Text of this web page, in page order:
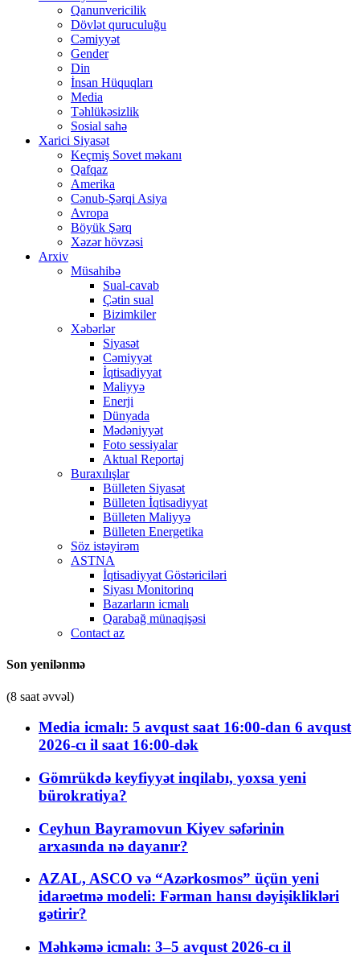
Qanunvericilik
Dövlət quruculuğu
Cəmiyyət
Gender
Din
İnsan Hüquqları
Media
Təhlükəsizlik
Sosial sahə
Xarici Siyasət
Keçmiş Sovet məkanı
Qafqaz
Amerika
Cənub-Şərqi Asiya
Avropa
Böyük Şərq
Xəzər hövzəsi
Arxiv
Müsahibə
Sual-cavab
Çətin sual
Bizimkiler
Xəbərlər
Siyasət
Cəmiyyət
İqtisadiyyat
Maliyyə
Enerji
Dünyada
Mədəniyyət
Foto sessiyalar
Aktual Reportaj
Buraxılışlar
Bülleten Siyasət
Bülleten İqtisadiyyat
Bülleten Maliyyə
Bülleten Energetika
Söz istəyirəm
ASTNA
İqtisadiyyat Göstəriciləri
Siyası Monitorinq
Bazarların icmalı
Qarabağ münaqişəsi
Contact az
Son yenilənmə
(8 saat əvvəl)
Media icmalı: 5 avqust saat 16:00-dan 6 avqust
2026-cı il saat 16:00-dək
Gömrükdə keyfiyyət inqilabı, yoxsa yeni
bürokratiya?
Ceyhun Bayramovun Kiyev səfərinin
arxasında nə dayanır?
AZAL, ASCO və “Azərkosmos” üçün yeni
idarəetmə modeli: Fərman hansı dəyişiklikləri
gətirir?
Məhkəmə icmalı: 3–5 avqust 2026-cı il